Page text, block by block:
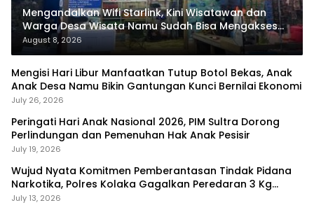
Mengandalkan Wifi Starlink, Kini Wisatawan dan
Warga Desa Wisata Namu Sudah Bisa Mengakses
Transaksi Digital
August 8, 2026
Mengisi Hari Libur Manfaatkan Tutup Botol Bekas, Anak
Anak Desa Namu Bikin Gantungan Kunci Bernilai Ekonomi
July 26, 2026
Peringati Hari Anak Nasional 2026, PIM Sultra Dorong
Perlindungan dan Pemenuhan Hak Anak Pesisir
July 19, 2026
Wujud Nyata Komitmen Pemberantasan Tindak Pidana
Narkotika, Polres Kolaka Gagalkan Peredaran 3 Kg
Sabu-Sabu
July 13, 2026